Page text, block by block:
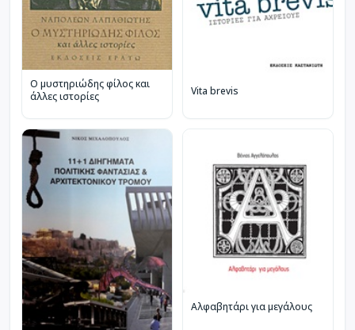
Ο μυστηριώδης φίλος και
άλλες ιστορίες
Vita brevis
Αλφαβητάρι για μεγάλους